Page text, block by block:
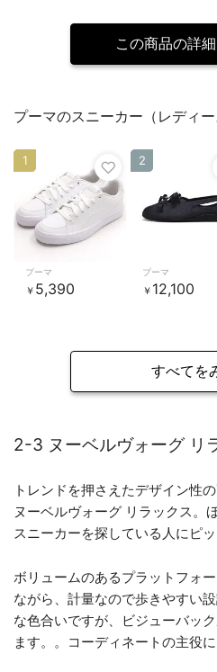
この商品の詳
プーマのスニーカー（レディ
プーマ
￥ 5,390
1
プーマ
￥ 12,100
2
すべてを
2-3 ヌーベルヴォーグ リ
トレンドを押さえたデザイン性
ヌーベルヴォーグ リラックス。
スニーカーを探している人にピ
ボリュームのあるプラットフォ
ながら、計量なので歩きやすい
な色合いですが、ビジューバッ
ます。。コーディネートの主役に